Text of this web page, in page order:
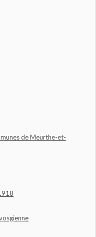
de Meurthe-et-